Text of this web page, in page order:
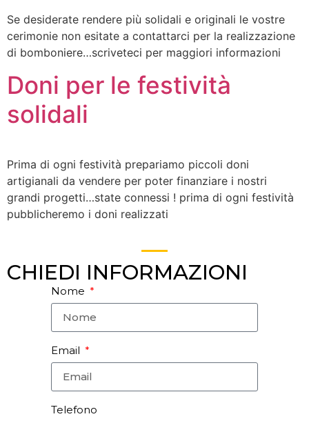
Se desiderate rendere più solidali e originali le vostre
cerimonie non esitate a contattarci per la realizzazione
di bomboniere…scriveteci per maggiori informazioni
Doni per le festività
solidali
Prima di ogni festività prepariamo piccoli doni
artigianali da vendere per poter finanziare i nostri
grandi progetti…state connessi ! prima di ogni festività
pubblicheremo i doni realizzati
CHIEDI INFORMAZIONI
Nome
Email
Telefono